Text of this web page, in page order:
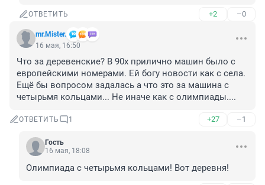
ОТВЕТИТЬ +2 –0
mr.Mister.
16 мая, 16:50
Что за деревенские? В 90х прилично машин было с
европейскими номерами. Ей богу новости как с села.
Ещё бы вопросом задалась а что это за машина с
четырьмя кольцами... Не иначе как с олимпиады....
ОТВЕТИТЬ 1 +27 –1
Гость
16 мая, 18:08
Олимпиада с четырьмя кольцами! Вот деревня!